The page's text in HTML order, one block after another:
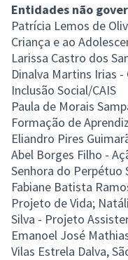
Entidades não
Patrícia Lemos de
Criança e ao
Larissa Castro dos
Dinalva Martins Irias
Inclusão Social/CAIS
Paula de Morais
Formação de
Eliandro Pires
Abel Borges Filho -
Senhora do Perpétuo
Fabiane Batista
Projeto de Vida;
Silva - Projeto
Emanoel José
Vilas Estrela Dalva,